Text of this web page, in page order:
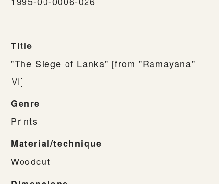
Title
"The Siege of Lanka" [from "Ramayana"
Ⅵ]
Genre
Prints
Material/technique
Woodcut